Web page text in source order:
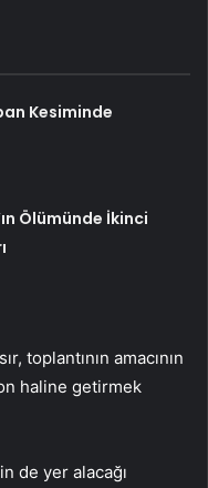
Kesiminde
Ölümünde İkinci
toplantının amacının
haline getirmek
de yer alacağı